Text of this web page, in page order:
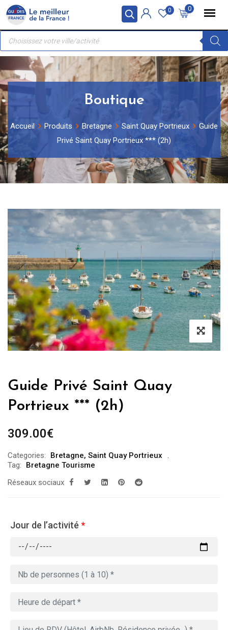
Panneau de gestion des cookies
Skip
content
0
0
Recherche
produits
Boutique
Accueil Produits Bretagne Saint Quay Portrieux
Guide
Privé Saint Quay Portrieux *** (2h)
Guide Privé Saint Quay
Portrieux *** (2h)
309.00€
Categories: Bretagne, Saint Quay Portrieux
Tag:
Bretagne Tourisme
Réseaux sociaux
Jour de l’activité *